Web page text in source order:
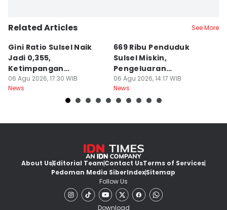
Related Articles See More
Gini Ratio Sulsel Naik
Jadi 0,355,
Ketimpangan
Perdesaan Meningkat
06 Agu 2026, 17:30 WIB
News
669 Ribu Penduduk
Sulsel Miskin,
Pengeluaran
Terbesarnya Rokok
06 Agu 2026, 14:17 WIB
News
About UsEditorial TeamContact UsTerms of Services
Pedoman Media SiberIndexSitemap
Follow Us
Download